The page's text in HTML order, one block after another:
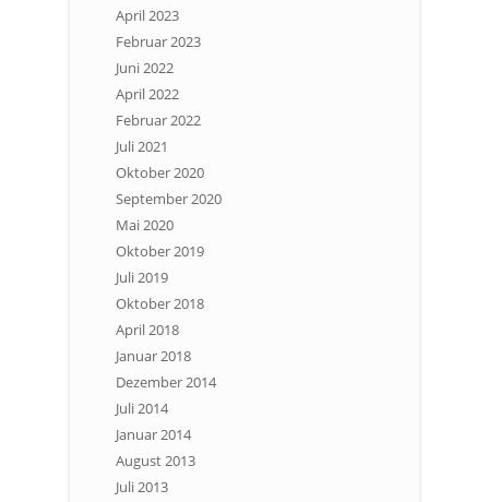
April 2023
Februar 2023
Juni 2022
April 2022
Februar 2022
Juli 2021
Oktober 2020
September 2020
Mai 2020
Oktober 2019
Juli 2019
Oktober 2018
April 2018
Januar 2018
Dezember 2014
Juli 2014
Januar 2014
August 2013
Juli 2013